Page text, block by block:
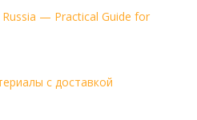
— Practical Guide for
с доставкой